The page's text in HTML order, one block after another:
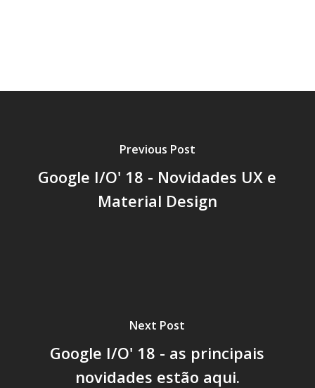
Previous Post
Google I/O' 18 - Novidades UX e
Material Design
Next Post
Google I/O' 18 - as principais
novidades estão aqui.